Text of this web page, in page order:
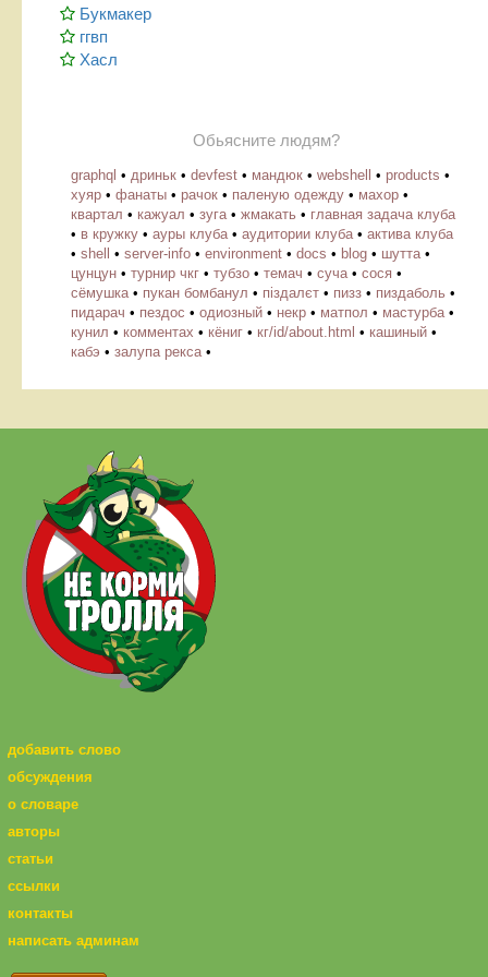
Букмакер
ггвп
Хасл
Обьясните людям?
graphql • дриньк • devfest • мандюк • webshell • products •
хуяр • фанаты • рачок • паленую одежду • махор •
квартал • кажуал • зуга • жмакать • главная задача клуба
• в кружку • ауры клуба • аудитории клуба • актива клуба
• shell • server-info • environment • docs • blog • шутта •
цунцун • турнир чкг • тубзо • темач • суча • сося •
сёмушка • пукан бомбанул • піздалєт • пизз • пиздаболь •
пидарач • пездос • одиозный • некр • матпол • мастурба •
кунил • комментах • кёниг • кг/id/about.html • кашиный •
кабэ • залупа рекса •
добавить слово
обсуждения
о словаре
авторы
статьи
ссылки
контакты
написать админам